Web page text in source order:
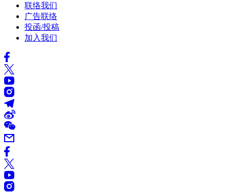
联络我们
广告联络
投函/投稿
加入我们